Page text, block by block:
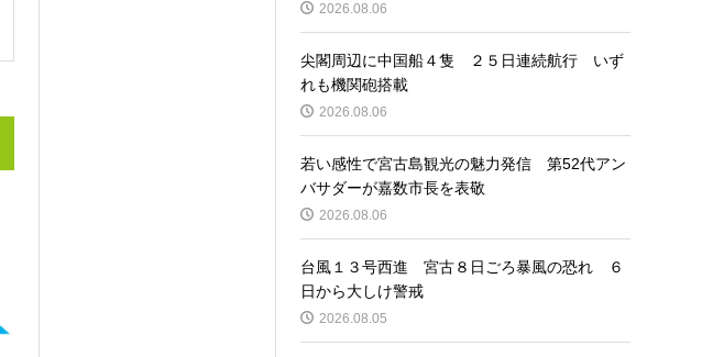
2026.08.06
尖閣周辺に中国船４隻 ２５日連続航行 いず
れも機関砲搭載
2026.08.06
若い感性で宮古島観光の魅力発信 第52代アン
バサダーが嘉数市長を表敬
2026.08.06
台風１３号西進 宮古８日ごろ暴風の恐れ ６
日から大しけ警戒
2026.08.05